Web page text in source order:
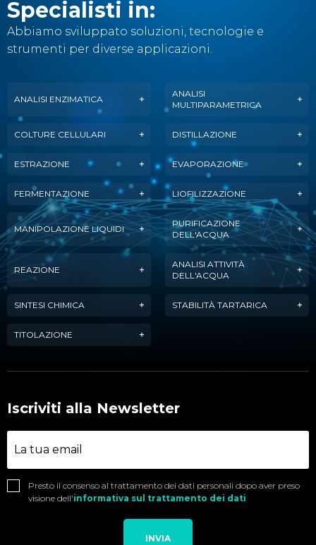
Specialisti in:
Abbiamo sviluppato soluzioni, tecnologie e
strumenti per diverse applicazioni.
ANALISI ENZIMATICA
ANALISI
MULTIPARAMETRICA
COLTURE CELLULARI DISTILLAZIONE
ESTRAZIONE EVAPORAZIONE
FERMENTAZIONE LIOFILIZZAZIONE
MANIPOLAZIONE LIQUIDI
PURIFICAZIONE
DELL'ACQUA
REAZIONE
ANALISI ATTIVITÀ
DELL'ACQUA
SINTESI CHIMICA STABILITÀ TARTARICA
TITOLAZIONE
Iscriviti alla Newsletter
Presto il consenso al trattamento dei dati personali dopo aver preso
visione dell'informativa sul trattamento dei dati
INVIA